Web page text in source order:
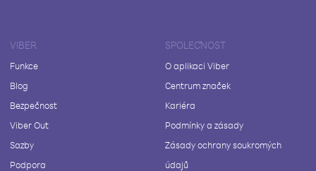
VIBER
Funkce
Blog
Bezpečnost
Viber Out
Sazby
Podpora
SPOLEČNOST
O aplikaci Viber
Centrum značek
Kariéra
Podmínky a zásady
Zásady ochrany soukromých
údajů